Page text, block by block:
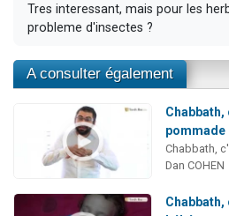
Tres interessant, mais pour les
probleme d'insectes ?
A consulter également
pommade
Chabbath,
Dan COHEN